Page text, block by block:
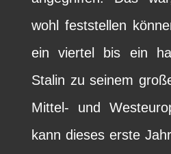
wohl feststellen
ein viertel bis ein
Stalin zu seinem
Mittel- und
kann dieses erste